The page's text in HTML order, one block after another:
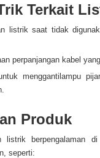
Terkait
listrik saat tidak
perpanjangan kabel
menggantilampu
Produk
listrik berpengalaman
seperti: